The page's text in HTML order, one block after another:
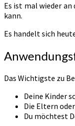
Es ist mal wieder
kann.
Es handelt sich
Das Wichtigste zu
Deine Kinder
Die Eltern
Du möchtest